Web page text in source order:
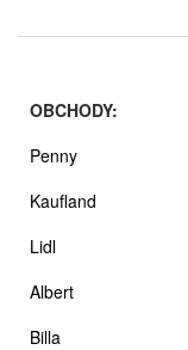
OBCHODY:
Penny
Kaufland
Lidl
Albert
Billa